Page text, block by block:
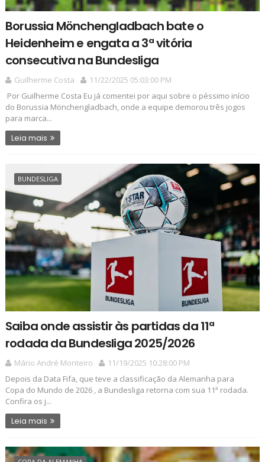
Borussia Mönchengladbach bate o
Heidenheim e engata a 3ª vitória
consecutiva na Bundesliga
Guilherme Costa
11/22/2025 05:03:00 PM
Por Guilherme Costa Eu já comentei por aqui sobre o péssimo início
do Borussia Mönchengladbach, onde a equipe demorou três jogos
para marca...
Leia mais
BUNDESLIGA
Saiba onde assistir às partidas da 11ª
rodada da Bundesliga 2025/2026
Mário André Monteiro
11/19/2025 10:28:00 PM
Depois da Data Fifa, que teve a classificação da Alemanha para
Copa do Mundo de 2026 , a Bundesliga retorna com sua 11ª rodada.
Confira os j...
Leia mais